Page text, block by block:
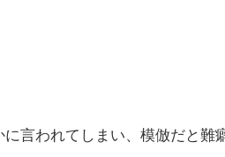
言われてしまい、模倣だと難